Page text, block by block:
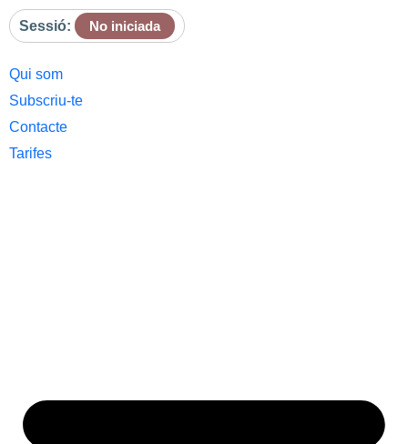
Sessió: No iniciada
Qui som
Subscriu-te
Contacte
Tarifes